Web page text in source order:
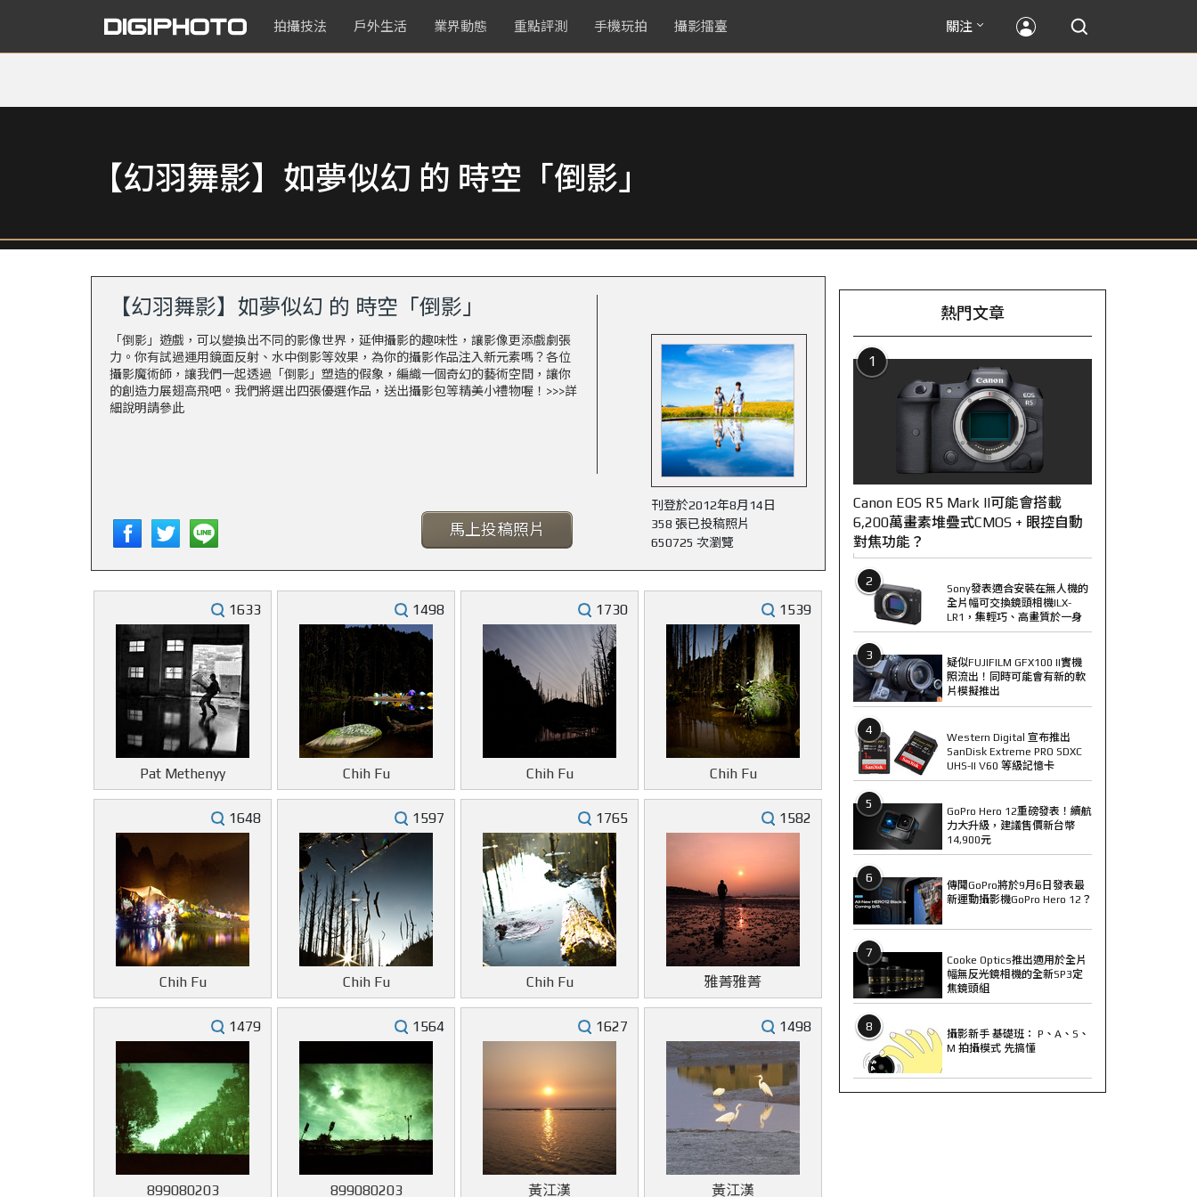
拍攝技法 戶外生活 業界動態 重點評測 手機玩拍 攝影擂臺 關注
【幻羽舞影】如夢似幻 的 時空「倒影」
【幻羽舞影】如夢似幻 的 時空「倒影」
「倒影」遊戲，可以變換出不同的影像世界，延伸攝影的趣味性，讓影像更添戲劇張
力。你有試過運用鏡面反射、水中倒影等效果，為你的攝影作品注入新元素嗎？各位
攝影魔術師，讓我們一起透過「倒影」塑造的假象，編織一個奇幻的藝術空間，讓你
的創造力展翅高飛吧。我們將選出四張優選作品，送出攝影包等精美小禮物喔！ >>>詳
細說明請參此
馬上投稿照片
刊登於2012年8月14日
358 張已投稿照片
650725 次瀏覽
1633
Pat Methenyy
1498
Chih Fu
1730
Chih Fu
1539
Chih Fu
1648
Chih Fu
1597
Chih Fu
1765
Chih Fu
1582
雅菁雅菁
1479
899080203
1564
899080203
1627
黃江漢
1498
黃江漢
熱門文章
1
Canon EOS R5 Mark II可能會搭載
6,200萬畫素堆疊式CMOS + 眼控自動
對焦功能？
2
Sony發表適合安裝在無人機的
全片幅可交換鏡頭相機ILX-
LR1，集輕巧、高畫質於一身
3
疑似FUJIFILM GFX100 II實機
照流出！同時可能會有新的軟
片模擬推出
4
Western Digital 宣布推出
SanDisk Extreme PRO SDXC
UHS-II V60 等級記憶卡
5
GoPro Hero 12重磅發表！續航
力大升級，建議售價新台幣
14,900元
6
傳聞GoPro將於9月6日發表最
新運動攝影機GoPro Hero 12？
7
Cooke Optics推出適用於全片
幅無反光鏡相機的全新SP3定
焦鏡頭組
8
攝影新手 基礎班： P、A、S、
M 拍攝模式 先搞懂